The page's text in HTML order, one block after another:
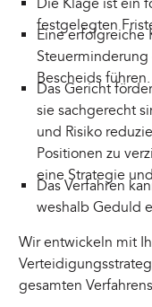
festgelegten
Eine erfolgreiche
Bescheids führen.
Das Gericht
sie sachgerecht
und Risiko
Positionen zu
eine Strategie
Das Verfahren
weshalb Geduld
Wir entwickeln mit
gesamten